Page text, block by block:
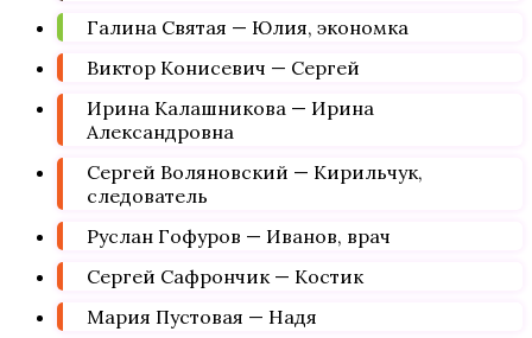
Галина Святая — Юлия, экономка
Виктор Конисевич — Сергей
Ирина Калашникова — Ирина
Александровна
Сергей Воляновский — Кирильчук,
следователь
Руслан Гофуров — Иванов, врач
Сергей Сафрончик — Костик
Мария Пустовая — Надя